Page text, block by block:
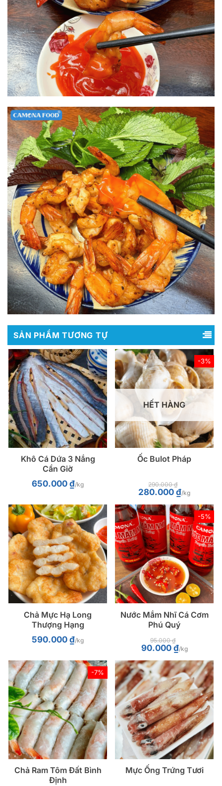
SẢN PHẨM TƯƠNG TỰ
Khô Cá Dứa 3 Nắng
Cần Giờ
650.000 ₫/kg
-3%
HẾT HÀNG
Ốc Bulot Pháp
290.000₫
Giá
gốc
290.000 ₫.
280.000 ₫Giá
hiện
là:
280.000 ₫.
/kg
Chả Mực Hạ Long
Thượng Hạng
590.000 ₫/kg
-5%
Nước Mắm Nhĩ Cá Cơm
Phú Quý
95.000₫
Giá
gốc
95.000 ₫.
90.000 ₫Giá
hiện
là:
90.000 ₫.
/kg
-7%
Chả Ram Tôm Đất Bình
Định
Mực Ống Trứng Tươi